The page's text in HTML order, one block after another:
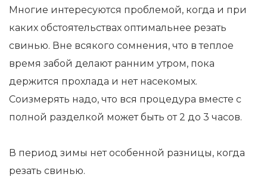
Многие интересуются проблемой, когда и при
каких обстоятельствах оптимальнее резать
свинью. Вне всякого сомнения, что в теплое
время забой делают ранним утром, пока
держится прохлада и нет насекомых.
Соизмерять надо, что вся процедура вместе с
полной разделкой может быть от 2 до 3 часов.
В период зимы нет особенной разницы, когда
резать свинью.